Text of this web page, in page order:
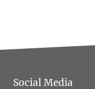
Social Media